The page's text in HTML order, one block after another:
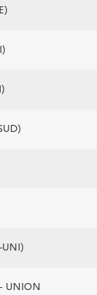
UNI)
UNION